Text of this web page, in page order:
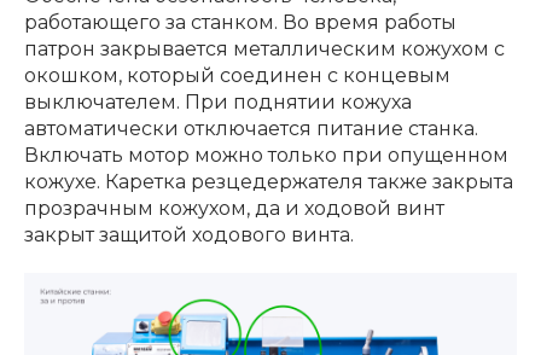
работающего за станком. Во время работы
патрон закрывается металлическим кожухом с
окошком, который соединен с концевым
выключателем. При поднятии кожуха
автоматически отключается питание станка.
Включать мотор можно только при опущенном
кожухе. Каретка резцедержателя также закрыта
прозрачным кожухом, да и ходовой винт
закрыт защитой ходового винта.